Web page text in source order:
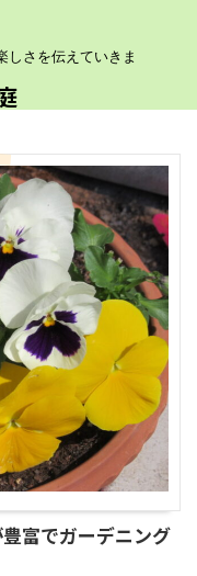
しさを伝えていきま
富でガーデニング